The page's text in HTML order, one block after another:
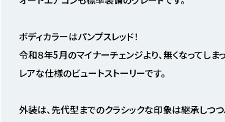
ボディカラーはパンプスレッド！
令和８年5月のマイナーチェンジより、無くなってしま
レアな仕様のビュートストーリーです。
外装は、先代型までのクラシックな印象は継承しつ